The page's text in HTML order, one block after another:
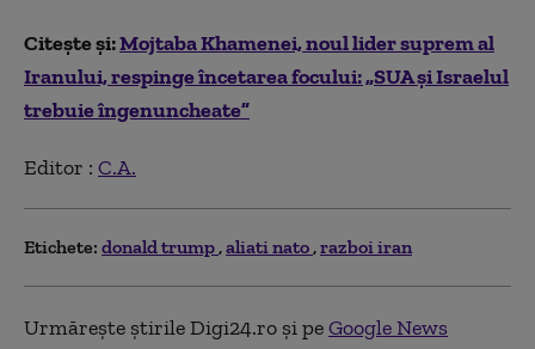
Citește și:Mojtaba Khamenei, noul lider suprem al
Iranului, respinge încetarea focului: „SUA și Israelul
trebuie îngenuncheate”
Editor : C.A.
Etichete: donald trump aliati nato razboi iran
Urmărește știrile Digi24.ro și peGoogle News